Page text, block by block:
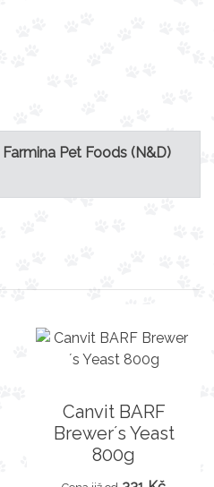
Farmina Pet Foods (N&D)
Canvit BARF
Brewer´s Yeast
800g